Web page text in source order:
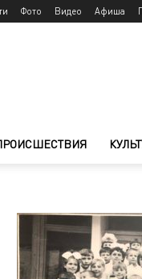
Фото Видео Афиша